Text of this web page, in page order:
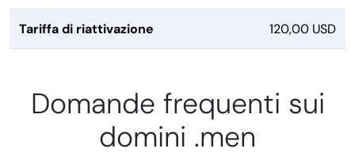
Tariffa di riattivazione 120,00 USD
Domande frequenti sui
domini .men